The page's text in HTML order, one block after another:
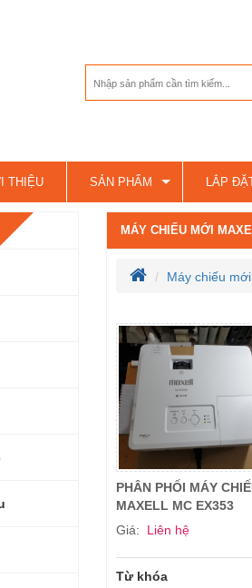
THIỆU SẢN PHẨM LẮP
MÁY CHIẾU MỚI
Máy chiếu
PHÂN PHỐI MÁY
MAXELL MC EX353
Giá:
Liên hệ
Từ khóa